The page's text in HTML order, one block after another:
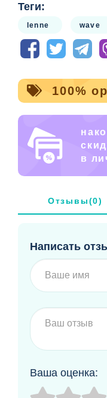
Теги:
lenne wave
100%
в
Отзывы(0)
Написать
Ваша оценка: